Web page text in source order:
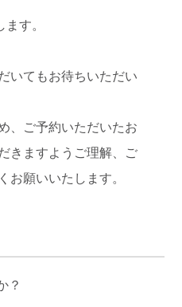
す。
いてもお待ちいただい
、ご予約いただいたお
きますようご理解、ご
お願いいたします。
？